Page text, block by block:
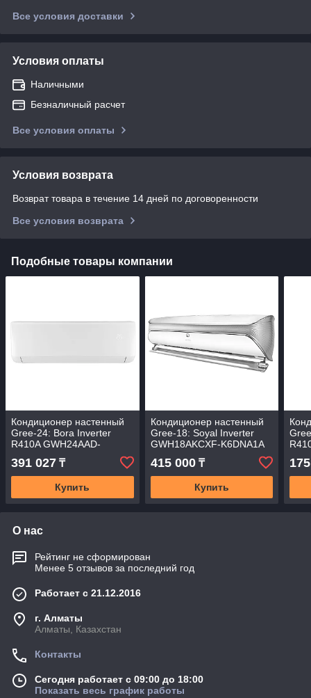
Все условия доставки
Условия оплаты
Наличными
Безналичный расчет
Все условия оплаты
Условия возврата
Возврат товара в течение 14 дней по договоренности
Все условия возврата
Подобные товары компании
Кондиционер настенный
Gree-24: Bora Inverter
R410A GWH24AAD-
K3DNA1A (без
соединительной
инсталляции)
391 027 ₸
Купить
Кондиционер настенный
Gree-18: Soyal Inverter
GWH18AKCXF-K6DNA1A
(без соединительной
инсталляции, Wi-Fi)
415 000₸
Купить
О нас
Рейтинг не сформирован
Менее 5 отзывов за последний год
Работает с 21.12.2016
г. Алматы
Алматы, Казахстан
Контакты
Сегодня работает с 09:00 до 18:00
Показать весь график работы